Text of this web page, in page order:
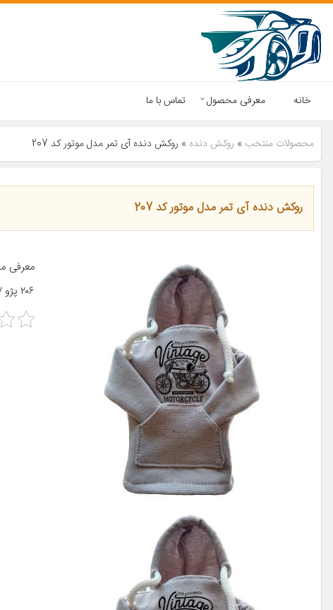
خانه معرفی محصول تماس با ما
محصولات منتخب » روکش دنده » روکش دنده آی تمر مدل موتور کد 207
روکش دنده آی تمر مدل موتور کد 207
۲۰۶ پژو ۲۰۷ پژو ۴۰۵ پژو پارس […]